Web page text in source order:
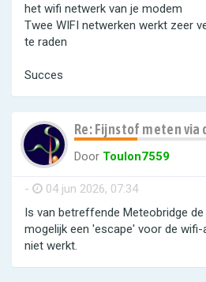
het wifi netwerk van je modem
Twee WIFI netwerken werkt zeer
te raden
Succes
Re: Fijnstof meten via
Door Toulon7559
- 04 jun 2026, 07:34
Is van betreffende Meteobridge de
mogelijk een 'escape' voor de wifi-
niet werkt.